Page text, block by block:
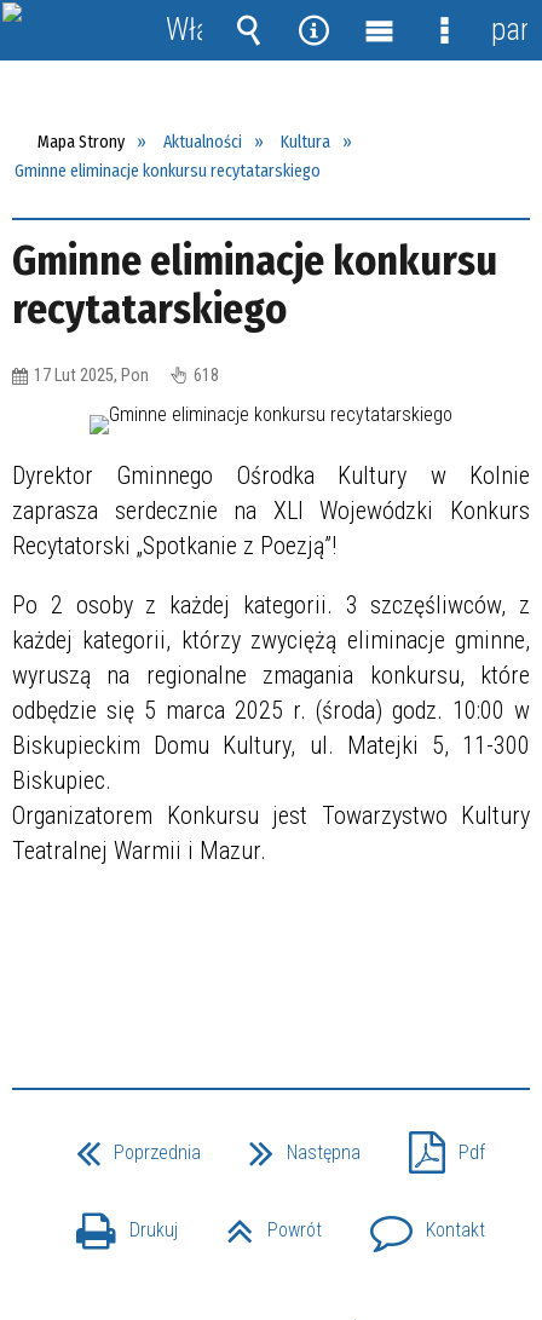
Mapa Strony Aktualności
Kultura
Gminne eliminacje konkursu recytatarskiego
Gminne eliminacje konkursu
recytatarskiego
17 Lut 2025, Pon 618
Dyrektor Gminnego Ośrodka Kultury w Kolnie
zaprasza serdecznie na XLI Wojewódzki Konkurs
Recytatorski „Spotkanie z Poezją”!
Po 2 osoby z każdej kategorii. 3 szczęśliwców, z
każdej kategorii, którzy zwyciężą eliminacje gminne,
wyruszą na regionalne zmagania konkursu, które
odbędzie się 5 marca 2025 r. (środa) godz. 10:00 w
Biskupieckim Domu Kultury, ul. Matejki 5, 11-300
Biskupiec.
Organizatorem Konkursu jest Towarzystwo Kultury
Teatralnej Warmii i Mazur.
Poprzednia Następna Pdf
Drukuj Powrót Kontakt
Włącz
powiadomienia
Wyszukiwarka
Narzędzia
MenuMenu